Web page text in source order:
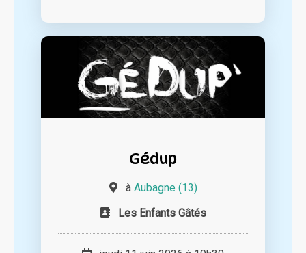
Gédup
à Aubagne (13)
Les Enfants Gâtés